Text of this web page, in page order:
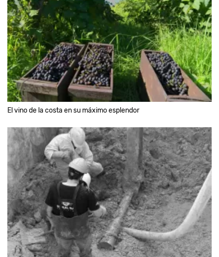
El vino de la costa en su máximo esplendor